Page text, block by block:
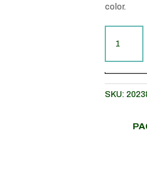
color.
ISDIN
AGE
SKU: